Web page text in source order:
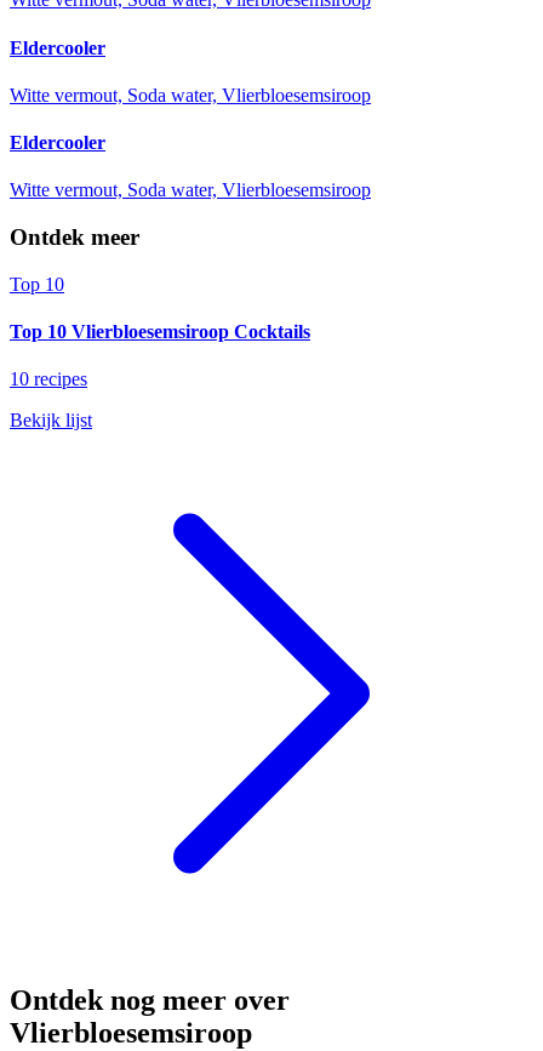
Eldercooler
Witte vermout, Soda water, Vlierbloesemsiroop
Eldercooler
Witte vermout, Soda water, Vlierbloesemsiroop
Ontdek meer
Top 10
Top 10 Vlierbloesemsiroop Cocktails
10 recipes
Bekijk lijst
Ontdek nog meer over
Vlierbloesemsiroop